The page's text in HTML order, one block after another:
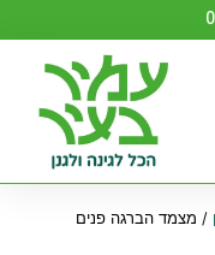
/ מצמד הברגה פנים